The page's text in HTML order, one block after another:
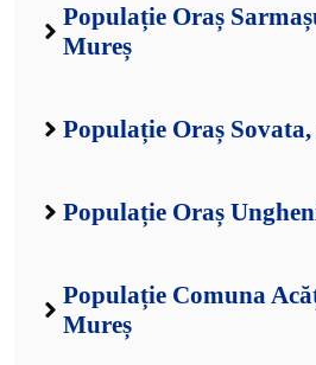
Populație Oraș
Mureș
Populație Oraș
Populație Oraș
Populație Comuna
Mureș